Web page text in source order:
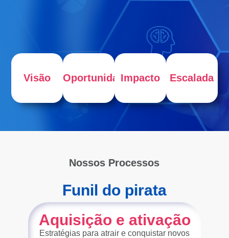
Visão OportunidadeImpacto Escalada
Nossos Processos
Funil do pirata
Aquisição e ativação
Estratégias para atrair e conquistar novos